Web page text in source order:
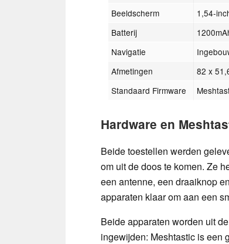
Beeldscherm
1,54-
Batterij
Navigatie
Afmetingen
82 x
Standaard Firmware
Hardware en
Beide toestellen werden
om uit de doos te komen. Ze
een antenne, een draaiknop
apparaten klaar om aan een
Beide apparaten worden uit
ingewijden: Meshtastic is een